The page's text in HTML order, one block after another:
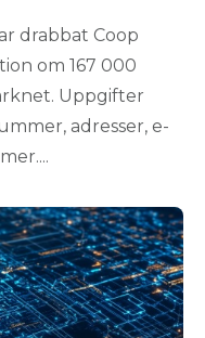
drabbat Coop
om 167 000
Uppgifter
adresser, e-